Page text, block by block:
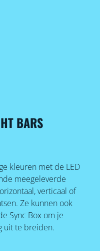
BARS
kleuren met de LED
meegeleverde
verticaal of
Ze kunnen ook
Sync Box om je
uit te breiden.